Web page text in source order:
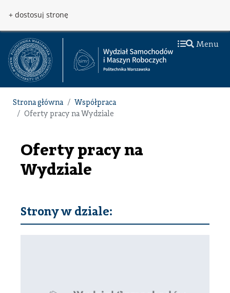
+ dostosuj stronę
Menu
Strona główna
Współpraca
Oferty pracy na Wydziale
Oferty pracy na
Wydziale
Strony w dziale: